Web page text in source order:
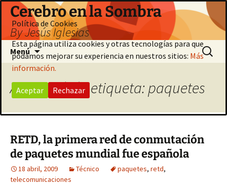
Saltar
contenido
Cerebro en la Sombra
By Jesús Iglesias
Menú Buscar:
Archivo de la etiqueta: paquetes
RETD, la primera red de conmutación
de paquetes mundial fue española
18 abril, 2009 Técnico paquetes, retd,
telecomunicaciones
Política de Cookies
Esta página utiliza cookies y otras tecnologías para que
podamos mejorar su experiencia en nuestros sitios: Más
información.
Aceptar Rechazar